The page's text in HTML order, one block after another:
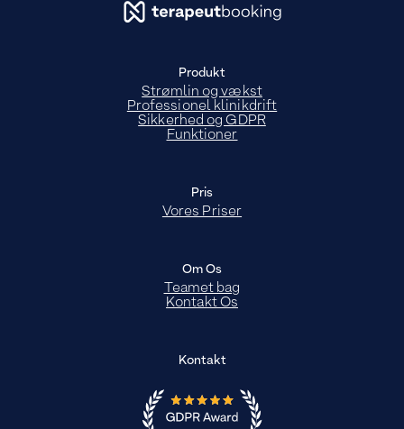
Produkt
Strømlin og vækst
Professionel klinikdrift
Sikkerhed og GDPR
Funktioner
Pris
Vores Priser
Om Os
Teamet bag
Kontakt Os
Kontakt